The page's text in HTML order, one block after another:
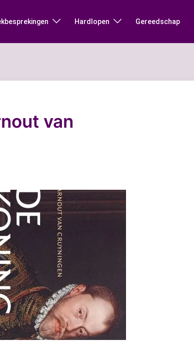
Hardlopen Gereedschap
van